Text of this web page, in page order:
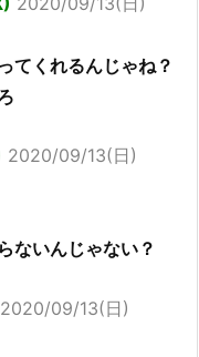
てくれるんじゃね？
2020/09/13(日)
ないんじゃない？
2020/09/13(日)